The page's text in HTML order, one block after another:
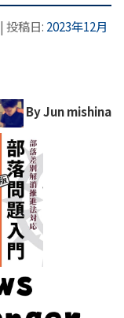
| 投稿日: 2023年12月
By Jun mishina